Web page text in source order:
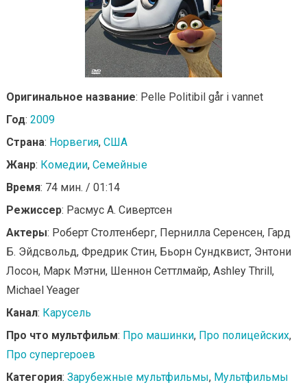
Оригинальное название: Pelle Politibil går i vannet
Год: 2009
Страна: Норвегия, США
Жанр: Комедии, Семейные
Время: 74 мин. / 01:14
Режиссер: Расмус А. Сивертсен
Актеры: Роберт Столтенберг, Пернилла Серенсен, Гард
Б. Эйдсвольд, Фредрик Стин, Бьорн Сундквист, Энтони
Лосон, Марк Мэтни, Шеннон Сеттлмайр, Ashley Thrill,
Michael Yeager
Канал: Карусель
Про что мультфильм: Про машинки, Про полицейских,
Про супергероев
Категория: Зарубежные мультфильмы, Мультфильмы